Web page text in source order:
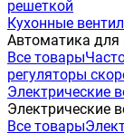
решеткой
Кухонные
Автоматика для
Все товары
регуляторы
Электрические
Электрические
Все товары